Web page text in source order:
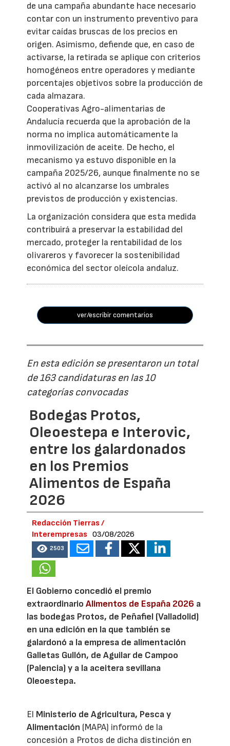
de una campaña abundante hace necesario
contar con un instrumento preventivo para
evitar caídas bruscas de los precios en
origen. Asimismo, defiende que, en caso de
activarse, la retirada se aplique con criterios
homogéneos entre operadores y mediante
porcentajes objetivos sobre la producción de
cada almazara.
Cooperativas Agro-alimentarias de
Andalucía recuerda que la aprobación de la
norma no implica automáticamente la
inmovilización de aceite. De hecho, el
mecanismo ya estuvo disponible en la
campaña 2025/26, aunque finalmente no se
activó al no alcanzarse los umbrales
previstos de producción y existencias.
La organización considera que esta medida
contribuirá a preservar la estabilidad del
mercado, proteger la rentabilidad de los
olivareros y favorecer la sostenibilidad
económica del sector oleícola andaluz.
ver/escribir comentarios
En esta edición se presentaron un total
de 163 candidaturas en las 10
categorías convocadas
Bodegas Protos,
Oleoestepa e Interovic,
entre los galardonados
en los Premios
Alimentos de España
2026
Redacción Tierras /
Interempresas
03/08/2026
2503
El Gobierno concedió el premio
extraordinarioAlimentos de España 2026 a
las bodegas Protos, de Peñafiel (Valladolid)
en una edición en la que también se
galardonó a la empresa de alimentación
Galletas Gullón, de Aguilar de Campoo
(Palencia) y a la aceitera sevillana
Oleoestepa.
El Ministerio de Agricultura, Pesca y
Alimentación (MAPA) informó de la
concesión a Protos de dicha distinción en